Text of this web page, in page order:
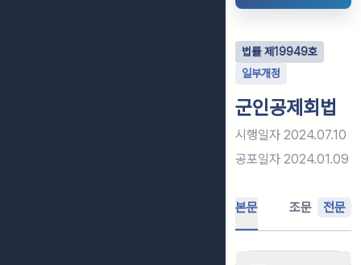
법률제 19949호
일부개정
군인공제회법
시행일자 2024.07.10
공포일자 2024.01.09
본문 조문 전문